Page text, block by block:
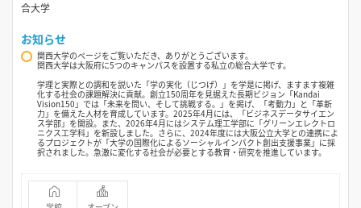
合大学
お知らせ
関西大学のページをご覧いただき、ありがとうございます。
関西大学は大阪府に5つのキャンパスを設置する私立の総合大学です。
学理と実際との調和を説いた「学の実化（じつげ）」を学是に掲げ、ますます複雑
化する社会の課題解決に貢献。創立150周年を見据えた長期ビジョン「Kandai
Vision150」では「未来を問い、そして挑戦する。」を掲げ、「考動力」と「革新
力」を備えた人材を育成しています。2025年4月には、「ビジネスデータサイエン
ス学部」を開設。また、2026年4月にはシステム理工学部に「グリーンエレクトロ
ニクス工学科」を新設しました。さらに、2024年度には大阪公立大学との連携によ
るプロジェクトが「大学の国際化によるソーシャルインパクト創出支援事業」に採
択されました。急激に変化する社会が必要とする教育・研究を推進しています。